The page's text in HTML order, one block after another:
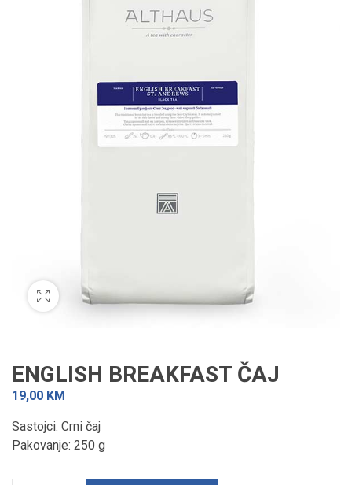
ENGLISH BREAKFAST ČAJ
19,00 KM
Sastojci: Crni čaj
Pakovanje: 250 g